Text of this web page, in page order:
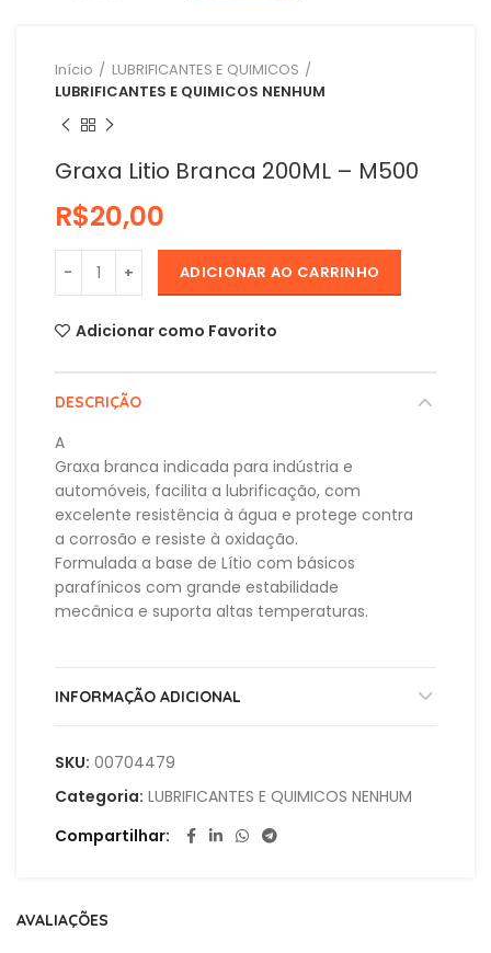
Início
LUBRIFICANTES E QUIMICOS
LUBRIFICANTES E QUIMICOS NENHUM
Graxa Litio Branca 200ML – M500
R$
ADICIONAR AO CARRINHO
Adicionar como Favorito
DESCRIÇÃO
A
Graxa branca indicada para indústria e
automóveis, facilita a lubrificação, com
excelente resistência à água e protege contra
a corrosão e resiste à oxidação.
Formulada a base de Lítio com básicos
parafínicos com grande estabilidade
mecânica e suporta altas temperaturas.
INFORMAÇÃO ADICIONAL
SKU: 00704479
Categoria: LUBRIFICANTES E QUIMICOS NENHUM
Compartilhar
AVALIAÇÕES